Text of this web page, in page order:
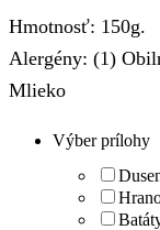
Hmotnosť: 150g.
Alergény: (1)
Mlieko
Výber prílohy